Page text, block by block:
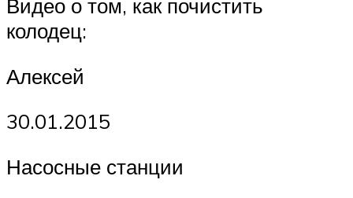
Видео о том, как почистить
колодец:
Алексей
30.01.2015
Насосные станции